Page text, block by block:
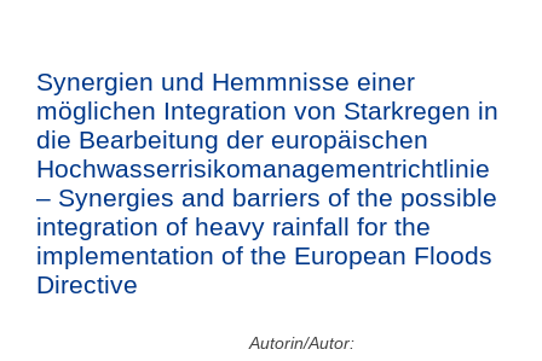
Synergien und Hemmnisse einer
möglichen Integration von Starkregen in
die Bearbeitung der europäischen
Hochwasserrisikomanagementrichtlinie
– Synergies and barriers of the possible
integration of heavy rainfall for the
implementation of the European Floods
Directive
Autorin/Autor: